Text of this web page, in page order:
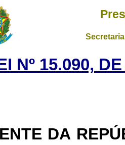
Nº 15.090,
DA